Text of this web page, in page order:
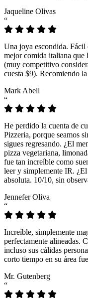
Jaqueline Olivas
“
Una joya escondida. Fácil
mejor comida italiana
(muy competitivo
cuesta $9). Recomiendo
Mark Abell
“
He perdido la cuenta de
Pizzeria, porque seamos
sigues regresando. ¿El
pizza vegetariana,
fue tan increíble como
leer y simplemente IR.
absoluta. 10/10, sin
Jennefer Oliva
“
Increíble, simplemente
perfectamente alineadas.
incluso sus cálidas
corto tiempo en su área
Mr. Gutenberg
“